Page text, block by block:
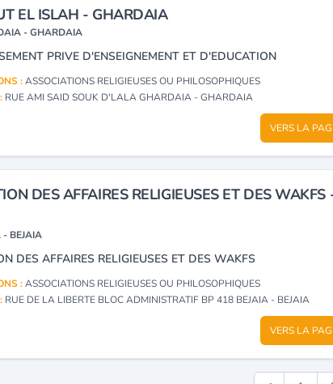
EL ISLAH - GHARDAIA
- GHARDAIA
PRIVE D'ENSEIGNEMENT ET D'EDUCATION
:ASSOCIATIONS RELIGIEUSES OU PHILOSOPHIQUES
RUE AMI SAID SOUK D'LALA GHARDAIA - GHARDAIA
VERS LA
DES AFFAIRES RELIGIEUSES ET DES WAKFS
- BEJAIA
DES AFFAIRES RELIGIEUSES ET DES WAKFS
:ASSOCIATIONS RELIGIEUSES OU PHILOSOPHIQUES
RUE DE LA LIBERTE BLOC ADMINISTRATIF BP 418 BEJAIA - BEJAIA
VERS LA